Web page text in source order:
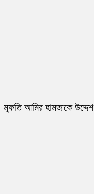
মুফতি আমির হামজাকে